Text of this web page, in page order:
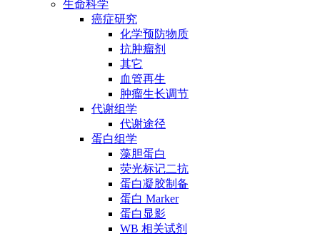
生命科学
癌症研究
化学预防物质
抗肿瘤剂
其它
血管再生
肿瘤生长调节
代谢组学
代谢途径
蛋白组学
藻胆蛋白
荧光标记二抗
蛋白凝胶制备
蛋白 Marker
蛋白显影
WB 相关试剂